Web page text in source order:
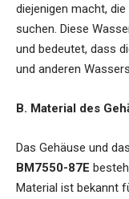
diejenigen macht,
suchen. Diese
und bedeutet, dass
und anderen
B. Material des
Das Gehäuse und
BM7550-87E
Material ist bekannt